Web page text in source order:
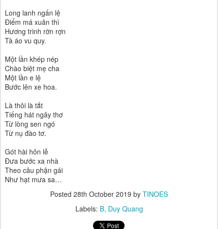
Long lanh ngấn lệ
Điểm má xuân thì
Hương trinh rờn rợn
Tà áo vu quy.
Một lần khép nép
Chào biệt mẹ cha
Một lần e lệ
Bước lên xe hoa.
Là thôi là tắt
Tiếng hát ngây thơ
Từ lòng sen ngó
Từ nụ đào tơ.
Gót hài hôn lễ
Đưa bước xa nhà
Theo câu phận gái
Như hạt mưa sa…
Posted 28th October 2019 by TINOES
Labels: B Duy Quang